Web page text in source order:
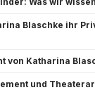
Blaschke ihr
von Katharina
und